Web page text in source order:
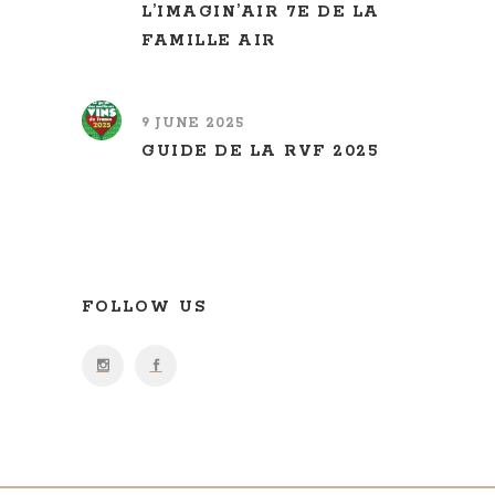
L’IMAGIN’AIR 7E DE LA
FAMILLE AIR
9 JUNE 2025
GUIDE DE LA RVF 2025
FOLLOW US